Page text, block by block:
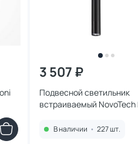
3 507 ₽
Подвесной светильник
встраиваемый NovoTech
В наличии • 227 шт.